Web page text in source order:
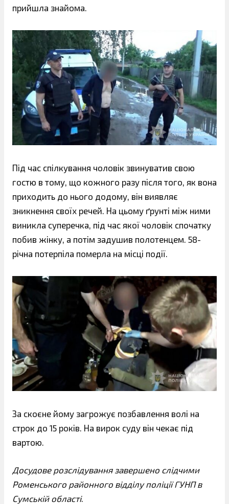
прийшла знайома.
Під час спілкування чоловік звинуватив свою
гостю в тому, що кожного разу після того, як вона
приходить до нього додому, він виявляє
зникнення своїх речей. На цьому ґрунті між ними
виникла суперечка, під час якої чоловік спочатку
побив жінку, а потім задушив полотенцем. 58-
річна потерпіла померла на місці події.
За скоєне йому загрожує позбавлення волі на
строк до 15 років. На вирок суду він чекає під
вартою.
Досудове розслідування завершено слідчими
Роменського районного відділу поліції ГУНП в
Сумській області.